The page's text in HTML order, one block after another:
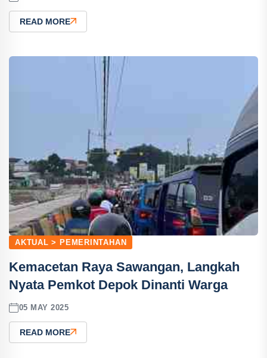
READ MORE
AKTUAL > PEMERINTAHAN
Kemacetan Raya Sawangan, Langkah
Nyata Pemkot Depok Dinanti Warga
05 MAY 2025
READ MORE